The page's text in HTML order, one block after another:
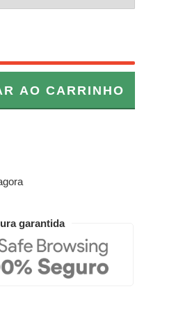
AO CARRINHO
garantida